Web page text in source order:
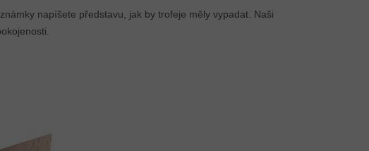
napíšete představu, jak by trofeje měly vypadat. Naši